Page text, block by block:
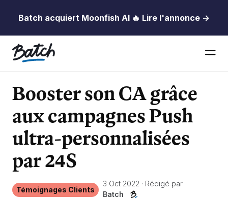
Batch acquiert Moonfish AI 🔥 Lire l'annonce →
Booster son CA grâce
aux campagnes Push
ultra-personnalisées
par 24S
Témoignages Clients
3 Oct 2022 · Rédigé par
Batch